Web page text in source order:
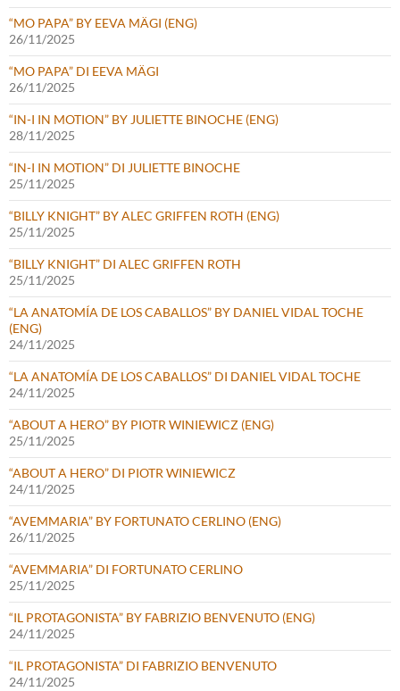
“MO PAPA” BY EEVA MÄGI (ENG)
26/11/2025
“MO PAPA” DI EEVA MÄGI
26/11/2025
“IN-I IN MOTION” BY JULIETTE BINOCHE (ENG)
28/11/2025
“IN-I IN MOTION” DI JULIETTE BINOCHE
25/11/2025
“BILLY KNIGHT” BY ALEC GRIFFEN ROTH (ENG)
25/11/2025
“BILLY KNIGHT” DI ALEC GRIFFEN ROTH
25/11/2025
“LA ANATOMÍA DE LOS CABALLOS” BY DANIEL VIDAL TOCHE
(ENG)
24/11/2025
“LA ANATOMÍA DE LOS CABALLOS” DI DANIEL VIDAL TOCHE
24/11/2025
“ABOUT A HERO” BY PIOTR WINIEWICZ (ENG)
25/11/2025
“ABOUT A HERO” DI PIOTR WINIEWICZ
24/11/2025
“AVEMMARIA” BY FORTUNATO CERLINO (ENG)
26/11/2025
“AVEMMARIA” DI FORTUNATO CERLINO
25/11/2025
“IL PROTAGONISTA” BY FABRIZIO BENVENUTO (ENG)
24/11/2025
“IL PROTAGONISTA” DI FABRIZIO BENVENUTO
24/11/2025